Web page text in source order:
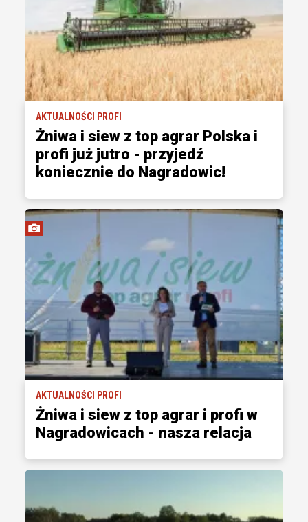
AKTUALNOŚCI PROFI
Żniwa i siew z top agrar Polska i
profi już jutro - przyjedź
koniecznie do Nagradowic!
AKTUALNOŚCI PROFI
Żniwa i siew z top agrar i profi w
Nagradowicach - nasza relacja